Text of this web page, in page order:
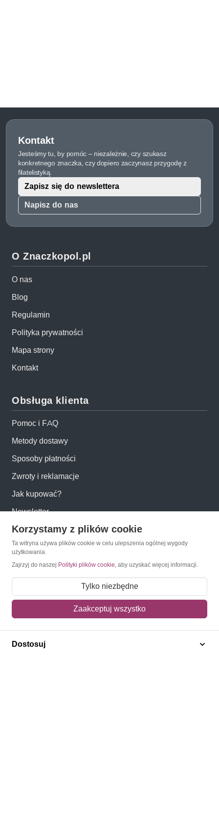
Kontakt
Jesteśmy tu, by pomóc – niezależnie, czy szukasz
konkretnego znaczka, czy dopiero zaczynasz przygodę z
filatelistyką.
Napisz do nas
Zapisz się do newslettera
O Znaczkopol.pl
O nas
Blog
Regulamin
Polityka prywatności
Mapa strony
Kontakt
Obsługa klienta
Pomoc i FAQ
Metody dostawy
Sposoby płatności
Zwroty i reklamacje
Jak kupować?
Newsletter
Konto
Moje konto
Mój koszyk
Adres dostawy
Korzystamy z plików cookie
Ta witryna używa plików cookie w celu ulepszenia ogólnej wygody
użytkowania.
Zajrzyj do naszej Polityki plików cookie, aby uzyskać więcej informacji.
Tylko niezbędne
Zaakceptuj wszystko
Dostosuj